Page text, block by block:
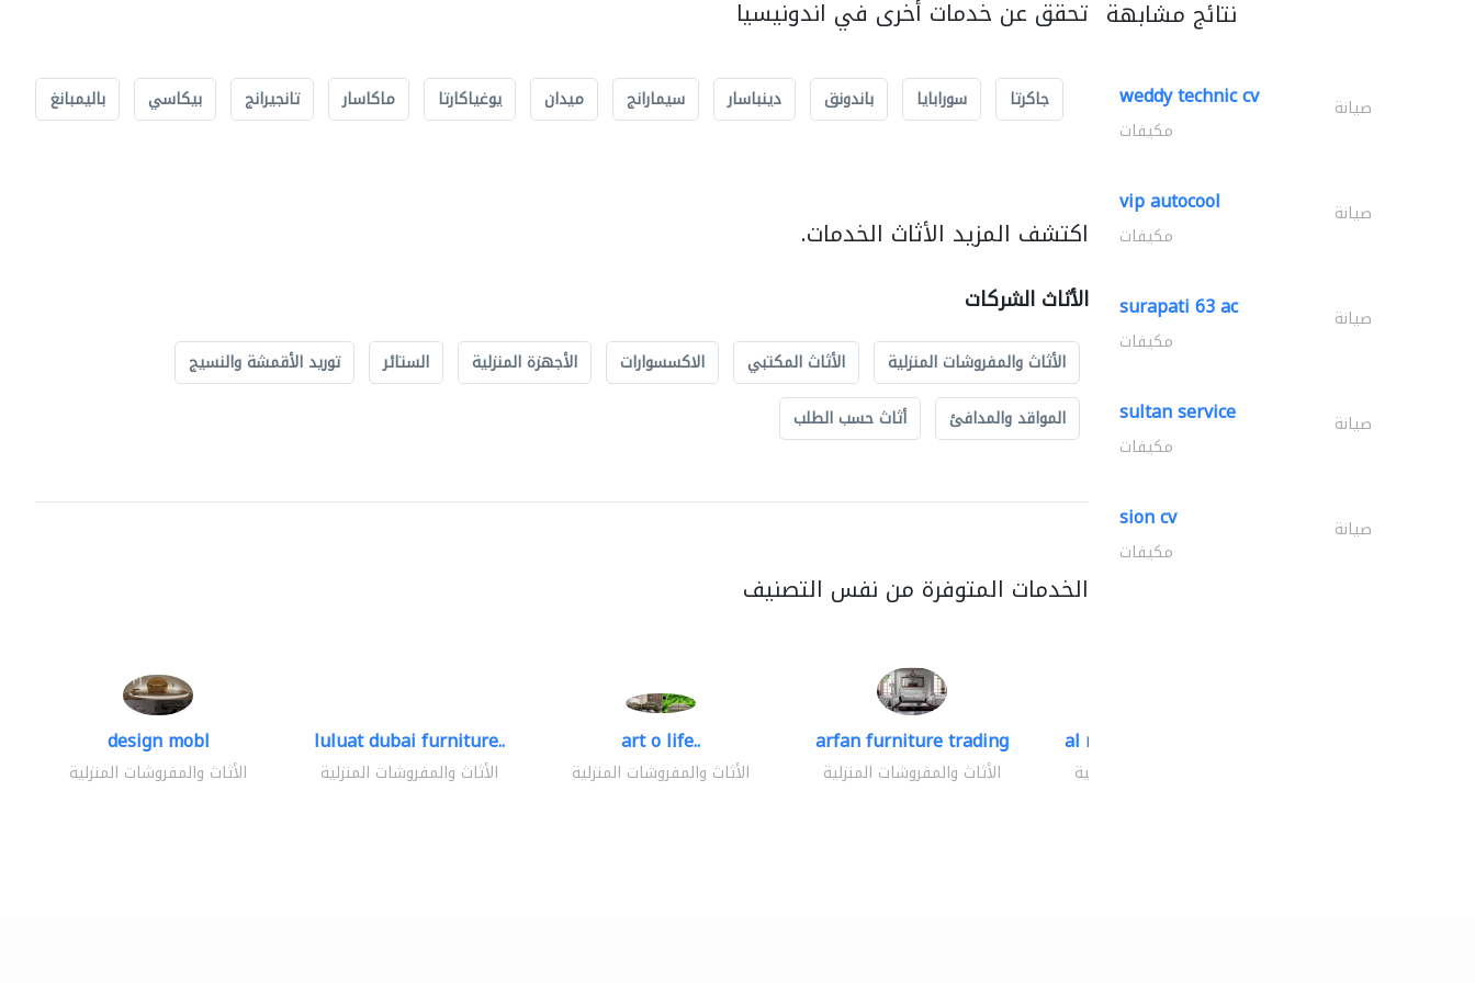
تحقق عن خدمات أخرى في اندونيسيا
جاكرتا سورابايا باندونق دينباسار سيمارانج ميدان يوغياكارتا ماكاسار تانجيرانج بيكاسي باليمبانغ
اكتشف المزيد الأثاث الخدمات.
الأثاث الشركات
الأثاث والمفروشات المنزلية الأثاث المكتبي الاكسسوارات الأجهزة المنزلية الستائر
توريد الأقمشة والنسيج
المواقد والمدافئ
أثاث حسب الطلب
الخدمات المتوفرة من نفس التصنيف
design mobl
الأثاث والمفروشات المنزلية
luluat dubai furniture..
الأثاث والمفروشات المنزلية
art o life..
الأثاث والمفروشات المنزلية
arfan furniture trading
الأثاث والمفروشات المنزلية
al mashrabia furniture..
الأثاث والمفروشات المنزلية
نتائج مشابهة
weddy technic cv صيانة
مكيفات
vip autocool صيانة
مكيفات
surapati 63 ac صيانة
مكيفات
sultan service صيانة
مكيفات
sion cv صيانة
مكيفات